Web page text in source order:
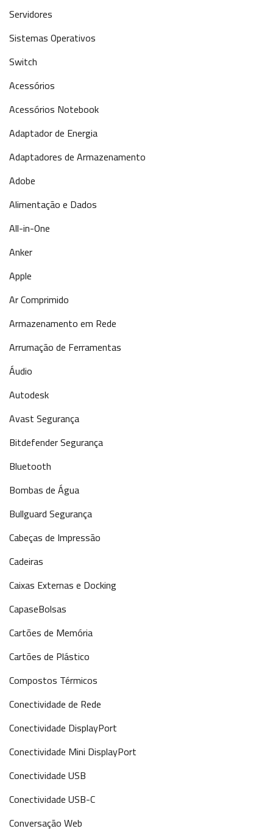
Servidores
Sistemas Operativos
Switch
Acessórios
Acessórios Notebook
Adaptador de Energia
Adaptadores de Armazenamento
Adobe
Alimentação e Dados
All-in-One
Anker
Apple
Ar Comprimido
Armazenamento em Rede
Arrumação de Ferramentas
Áudio
Autodesk
Avast Segurança
Bitdefender Segurança
Bluetooth
Bombas de Água
Bullguard Segurança
Cabeças de Impressão
Cadeiras
Caixas Externas e Docking
CapaseBolsas
Cartões de Memória
Cartões de Plástico
Compostos Térmicos
Conectividade de Rede
Conectividade DisplayPort
Conectividade Mini DisplayPort
Conectividade USB
Conectividade USB-C
Conversação Web